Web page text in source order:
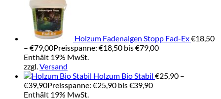
Holzum Fadenalgen Stopp Fad-Ex€18,50
– €79,00Preisspanne: €18,50 bis €79,00
Enthält 19% MwSt.
zzgl.Versand
Holzum Bio Stabil €25,90 –
€39,90Preisspanne: €25,90 bis €39,90
Enthält 19% MwSt.